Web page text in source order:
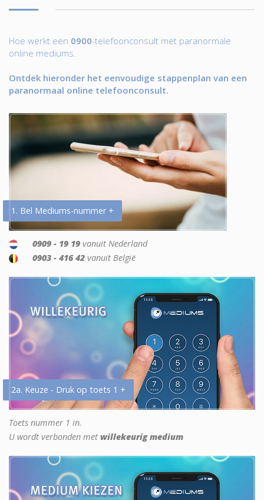
Hoe werkt een 0900-telefoonconsult met paranormale
online mediums.
Ontdek hieronder het eenvoudige stappenplan van een
paranormaal online telefoonconsult.
1. Bel Mediums-nummer +
0909 - 19 19 vanuit Nederland
0903 - 416 42 vanuit België
2a. Keuze - Druk op toets 1 +
Toets nummer 1 in.
U wordt verbonden met willekeurig medium